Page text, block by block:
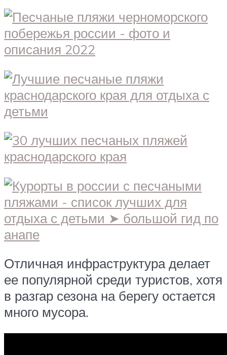
Отличная инфраструктура делает
ее популярной среди туристов, хотя
в разгар сезона на берегу остается
много мусора.